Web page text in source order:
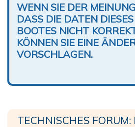
WENN SIE DER
DASS DIE DATEN DIESES
BOOTES NICHT
KÖNNEN SIE EINE
VORSCHLAGEN.
TECHNISCHES